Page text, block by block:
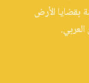
بقضايا الأرض